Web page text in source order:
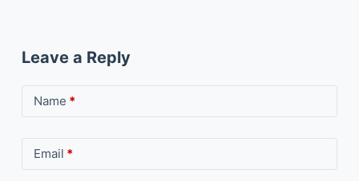
Leave a Reply
Name *
Email *